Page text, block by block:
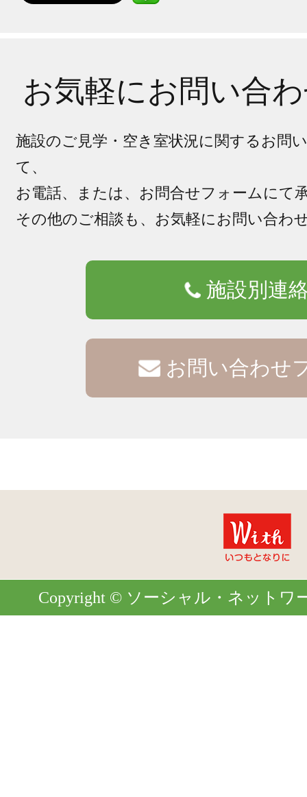
お気軽にお問い合
施設のご見学・空き室状況に関するお問
て、
お電話、または、お問合せフォームにて
その他のご相談も、お気軽にお問い合わ
施設別連
お問い合わせ
Copyright © ソーシャル・ネットワ